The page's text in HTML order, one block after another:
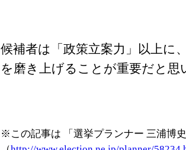
候補者は「政策立案力」以上に
を磨き上げることが重要だと思
※この記事は 「選挙プランナー 三浦博